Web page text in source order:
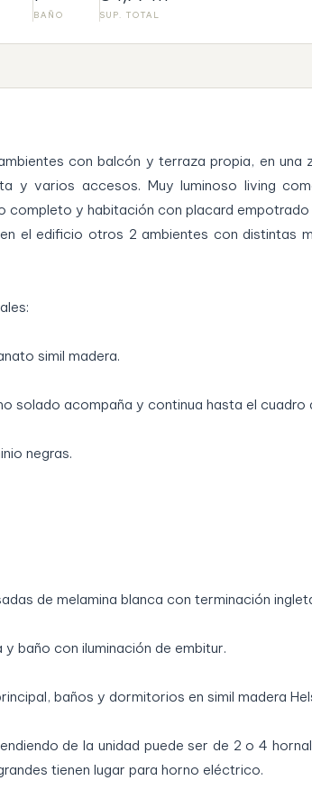
BAÑO SUP. TOTAL
con balcón y terraza propia, en una
y varios accesos. Muy luminoso living
completo y habitación con placard
el edificio otros 2 ambientes con distintas
simil madera.
solado acompaña y continua hasta el cuadro
negras.
de melamina blanca con terminación
baño con iluminación de embitur.
baños y dormitorios en simil madera
de la unidad puede ser de 2 o 4
tienen lugar para horno eléctrico.